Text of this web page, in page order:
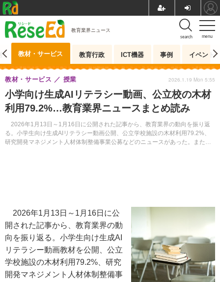
menu
search
教育業界ニュース
教材・サービス 教育行政 ICT機器 事例 イベント
小学向け生成AIリテラシー動画、公立校の木材
利用79.2%…教育業界ニュースまとめ読み
2026年1月13日～1月16日に公開された記事から、教育業界の動向を振り返
る。小学生向け生成AIリテラシー動画公開、公立学校施設の木材利用79.2%、
研究開発マネジメント人材体制整備事業公募などのニュースがあった。また、
教材・サービス 授業 2026.1.19 Mon 5:55
2026年1月13日～1月16日に公
開された記事から、教育業界の動
向を振り返る。小学生向け生成AI
リテラシー動画教材を公開、公立
学校施設の木材利用79.2%、研究
開発マネジメント人材体制整備事